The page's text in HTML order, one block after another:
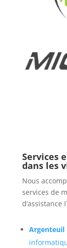
Services
dans les
Nous
services de
Argenteuil